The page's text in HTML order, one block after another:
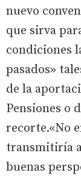
nuevo
que sirva
condiciones
pasados»
de la
Pensiones o
recorte.«No
transmitiría
buenas